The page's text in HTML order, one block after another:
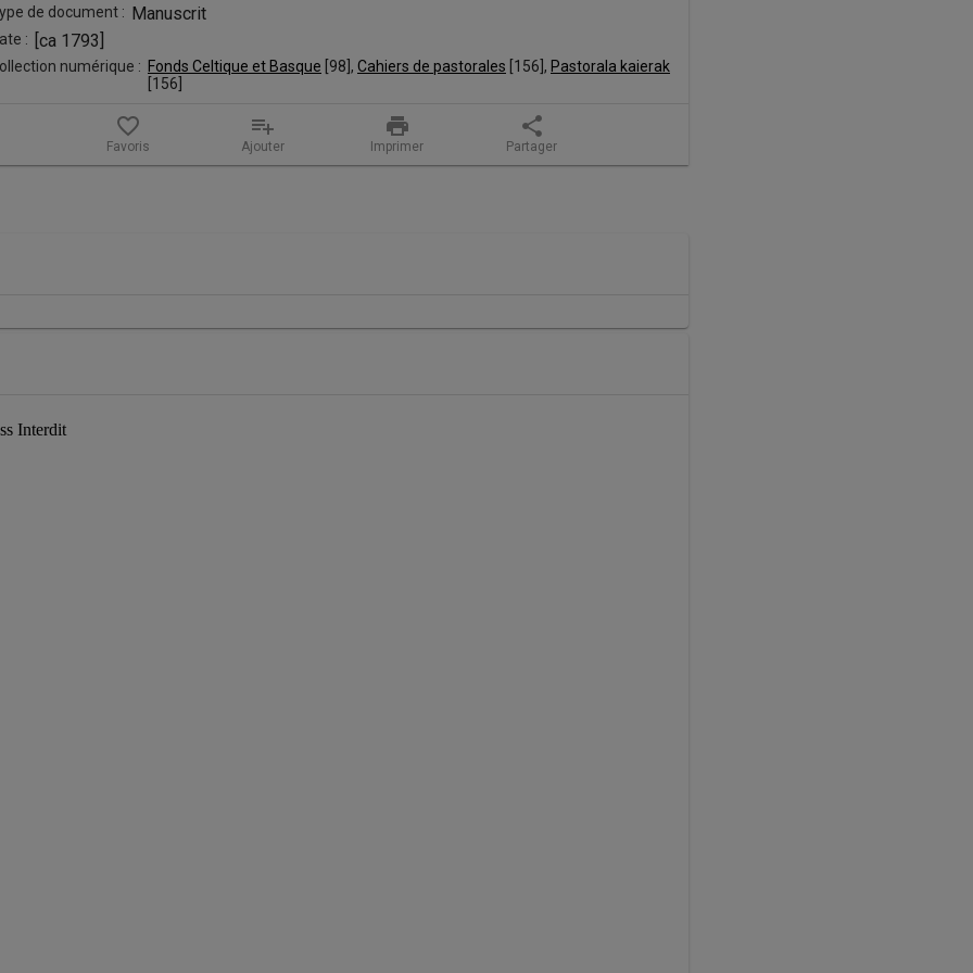
de document : Manuscrit
: [ca 1793]
numérique : Fonds Celtique et Basque 98 , Cahiers de pastorales 156 , Pastorala kaierak
156
favorite_border
Favoris
playlist_add
Ajouter
print
Imprimer
share
Partager